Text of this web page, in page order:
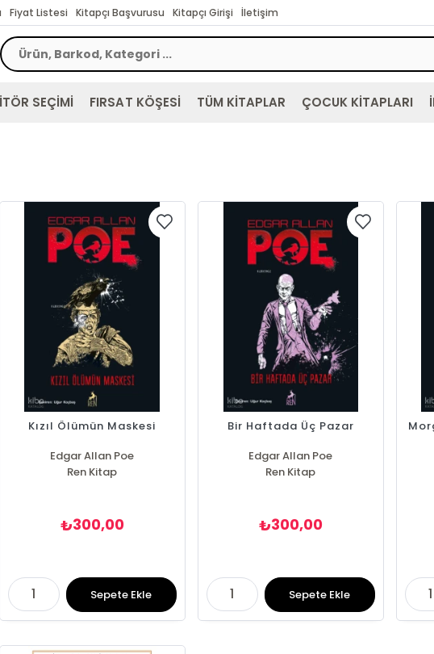
Fiyat Listesi Kitapçı Başvurusu Kitapçı Girişi İletişim
SEÇİMİ FIRSAT KÖŞESİ TÜM KİTAPLAR ÇOCUK KİTAPLARI
Kızıl Ölümün Maskesi
Edgar Allan Poe
Ren Kitap
₺300,00
Sepete Ekle
Bir Haftada Üç Pazar
Edgar Allan Poe
Ren Kitap
₺300,00
Sepete Ekle